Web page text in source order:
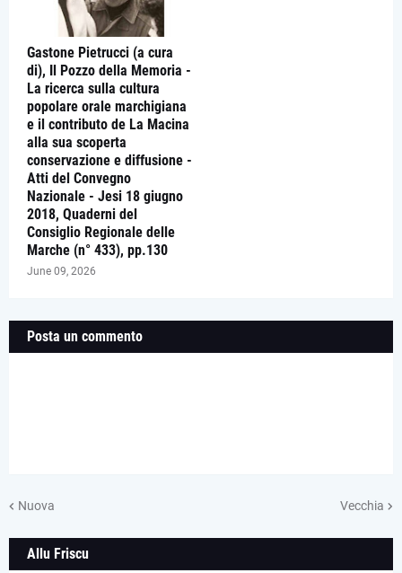
Gastone Pietrucci (a cura
di), Il Pozzo della Memoria -
La ricerca sulla cultura
popolare orale marchigiana
e il contributo de La Macina
alla sua scoperta
conservazione e diffusione -
Atti del Convegno
Nazionale - Jesi 18 giugno
2018, Quaderni del
Consiglio Regionale delle
Marche (n° 433), pp.130
June 09, 2026
Posta un commento
Nuova Vecchia
Allu Friscu